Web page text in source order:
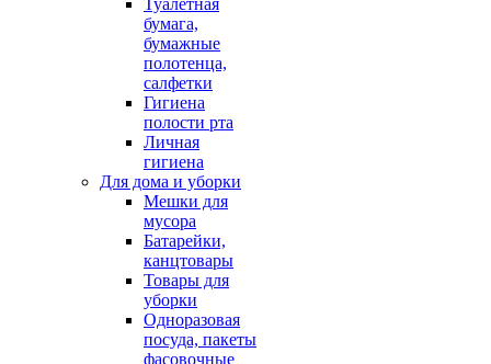
Туалетная
бумага,
бумажные
полотенца,
салфетки
Гигиена
полости рта
Личная
гигиена
Для дома и уборки
Мешки для
мусора
Батарейки,
канцтовары
Товары для
уборки
Одноразовая
посуда, пакеты
фасовочные